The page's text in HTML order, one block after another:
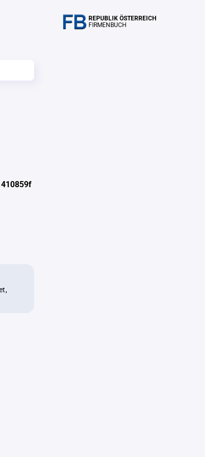
REPUBLIK ÖSTERREICH
FIRMENBUCH
410859f